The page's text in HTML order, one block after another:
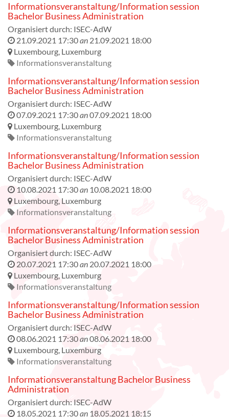
Informationsveranstaltung/Information session
Bachelor Business Administration
Organisiert durch: ISEC-AdW
21.09.2021 17:30an 21.09.2021 18:00
Luxembourg, Luxemburg
Informationsveranstaltung
Informationsveranstaltung/Information session
Bachelor Business Administration
Organisiert durch: ISEC-AdW
07.09.2021 17:30an07.09.2021 18:00
Luxembourg, Luxemburg
Informationsveranstaltung
Informationsveranstaltung/Information session
Bachelor Business Administration
Organisiert durch: ISEC-AdW
10.08.2021 17:30an 10.08.2021 18:00
Luxembourg, Luxemburg
Informationsveranstaltung
Informationsveranstaltung/Information session
Bachelor Business Administration
Organisiert durch: ISEC-AdW
20.07.2021 17:30an 20.07.2021 18:00
Luxembourg, Luxemburg
Informationsveranstaltung
Informationsveranstaltung/Information session
Bachelor Business Administration
Organisiert durch: ISEC-AdW
08.06.2021 17:30an08.06.2021 18:00
Luxembourg, Luxemburg
Informationsveranstaltung
Informationsveranstaltung Bachelor Business
Administration
Organisiert durch: ISEC-AdW
18.05.2021 17:30an 18.05.2021 18:15